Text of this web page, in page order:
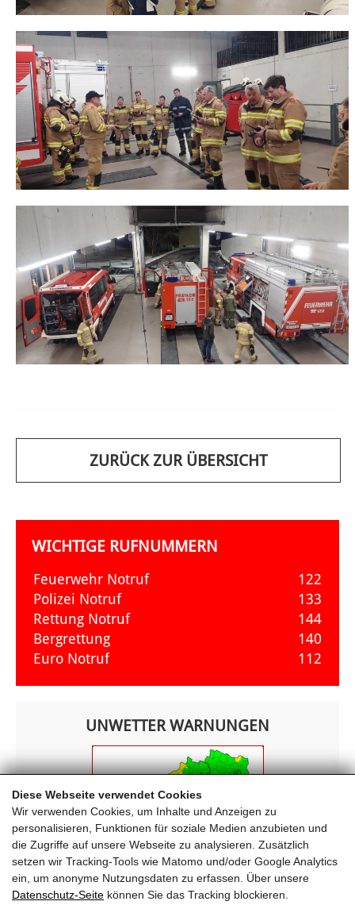
Diese Webseite verwendet Cookies
Wir verwenden Cookies, um Inhalte und Anzeigen zu
personalisieren, Funktionen für soziale Medien anzubieten und
die Zugriffe auf unsere Webseite zu analysieren. Zusätzlich
setzen wir Tracking-Tools wie Matomo und/oder Google Analytics
ein, um anonyme Nutzungsdaten zu erfassen. Über unsere
Datenschutz-Seite können Sie das Tracking blockieren.
ZURÜCK ZUR ÜBERSICHT
WICHTIGE RUFNUMMERN
Feuerwehr Notruf
122
Polizei Notruf
133
Rettung Notruf
144
Bergrettung
140
Euro Notruf
112
UNWETTER WARNUNGEN